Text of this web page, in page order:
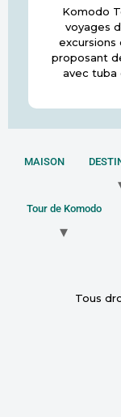
Komodo
voyages
excursions
proposant
avec tuba
MAISON
Tour de Komodo
Tous